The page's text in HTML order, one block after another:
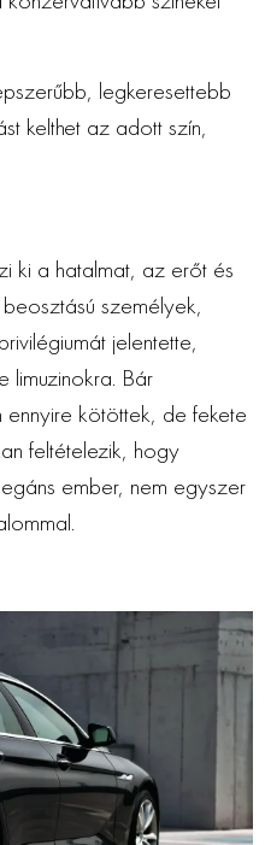
legkeresettebb
kelthet az adott szín,
ki a hatalmat, az erőt és
személyek,
jelentette,
limuzinokra. Bár
kötöttek, de fekete
feltételezik, hogy
ember, nem egyszer